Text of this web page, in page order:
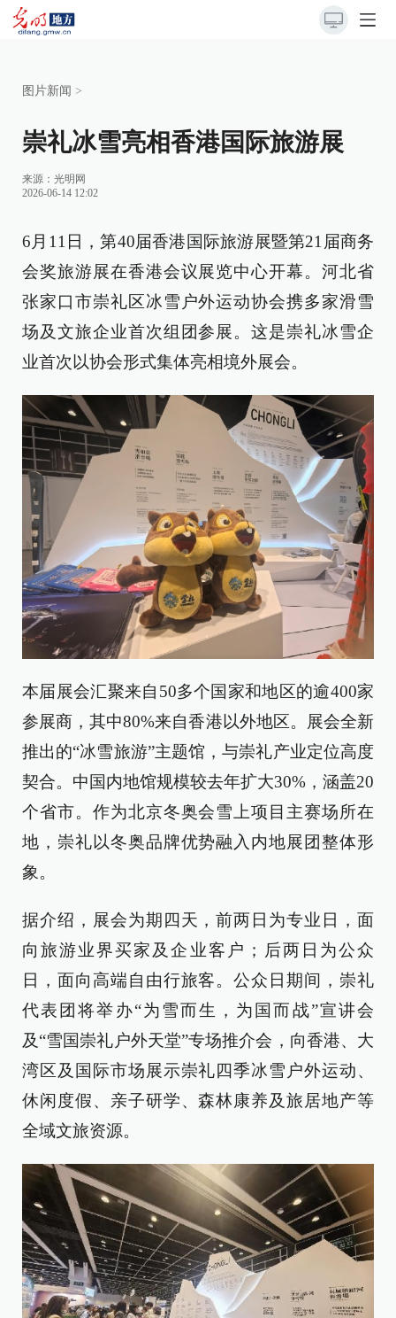
图片新闻 >
崇礼冰雪亮相香港国际旅游展
来源： 光明网
2026-06-14 12:02
6月11日，第40届香港国际旅游展暨第21届商务
会奖旅游展在香港会议展览中心开幕。河北省
张家口市崇礼区冰雪户外运动协会携多家滑雪
场及文旅企业首次组团参展。这是崇礼冰雪企
业首次以协会形式集体亮相境外展会。
本届展会汇聚来自50多个国家和地区的逾400家
参展商，其中80%来自香港以外地区。展会全新
推出的“冰雪旅游”主题馆，与崇礼产业定位高度
契合。中国内地馆规模较去年扩大30%，涵盖20
个省市。作为北京冬奥会雪上项目主赛场所在
地，崇礼以冬奥品牌优势融入内地展团整体形
象。
据介绍，展会为期四天，前两日为专业日，面
向旅游业界买家及企业客户；后两日为公众
日，面向高端自由行旅客。公众日期间，崇礼
代表团将举办“为雪而生，为国而战”宣讲会
及“雪国崇礼户外天堂”专场推介会，向香港、大
湾区及国际市场展示崇礼四季冰雪户外运动、
休闲度假、亲子研学、森林康养及旅居地产等
全域文旅资源。